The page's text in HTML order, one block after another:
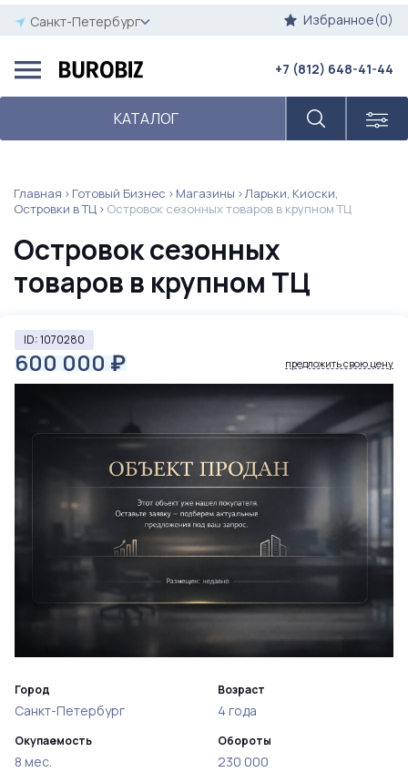
Санкт-Петербург Избранное(0)
КАТАЛОГ
+7 (812) 648-41-44
Главная Готовый Бизнес Магазины
Ларьки, Киоски,
Островки в ТЦ
Островок сезонных товаров в крупном ТЦ
Островок сезонных
товаров в крупном ТЦ
ID: 1070280
600 000 ₽ предложить свою цену
Город
Санкт-Петербург
Окупаемость
8 мес.
Возраст
4 года
Обороты
230 000